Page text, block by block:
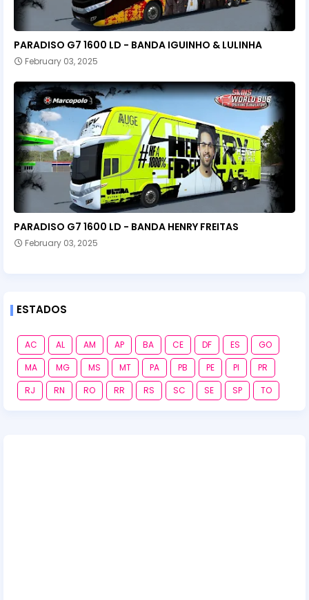
PARADISO G7 1600 LD - BANDA IGUINHO & LULINHA
February 03, 2025
PARADISO G7 1600 LD - BANDA HENRY FREITAS
February 03, 2025
ESTADOS
AC AL AM AP BA CE DF ES
GO
MA
MG MS MT PA PB PE PI
PR
RJ
RN RO RR RS SC SE SP TO